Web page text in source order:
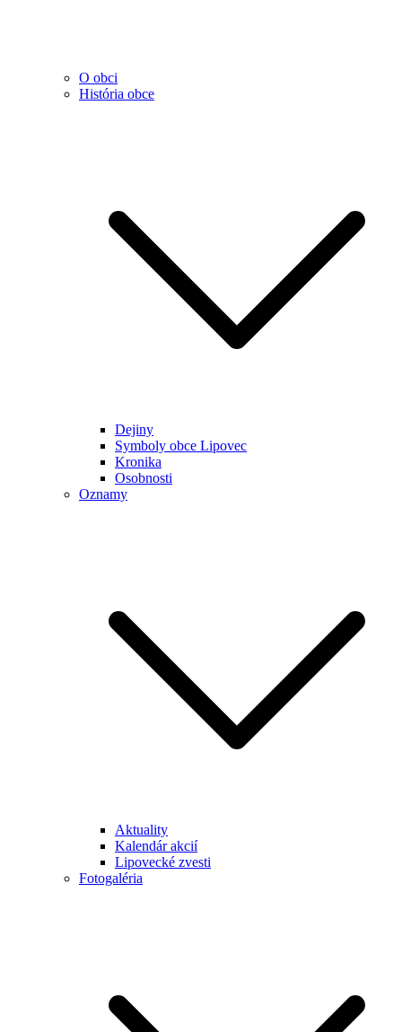
O obci
História obce
Dejiny
Symboly obce Lipovec
Kronika
Osobnosti
Oznamy
Aktuality
Kalendár akcií
Lipovecké zvesti
Fotogaléria